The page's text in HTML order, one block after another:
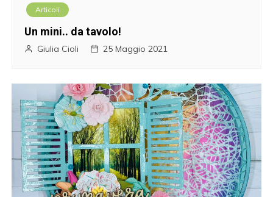
Articoli
Un mini.. da tavolo!
Giulia Cioli 25 Maggio 2021